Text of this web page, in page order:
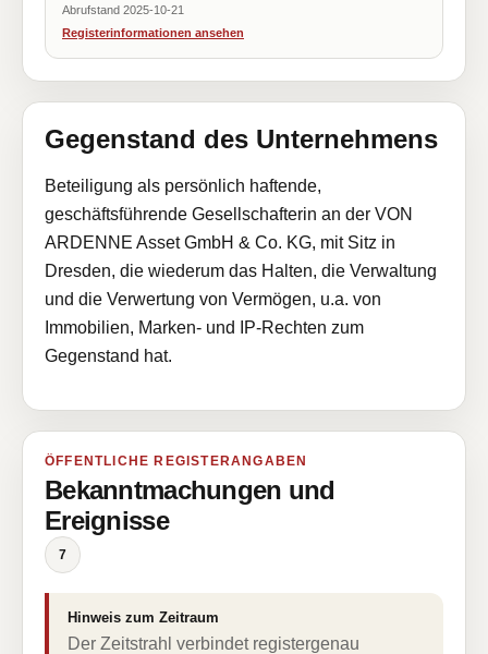
Abrufstand 2025-10-21
Registerinformationen ansehen
Gegenstand des Unternehmens
Beteiligung als persönlich haftende,
geschäftsführende Gesellschafterin an der VON
ARDENNE Asset GmbH & Co. KG, mit Sitz in
Dresden, die wiederum das Halten, die Verwaltung
und die Verwertung von Vermögen, u.a. von
Immobilien, Marken- und IP-Rechten zum
Gegenstand hat.
ÖFFENTLICHE REGISTERANGABEN
Bekanntmachungen und
Ereignisse
7
Hinweis zum Zeitraum
Der Zeitstrahl verbindet registergenau